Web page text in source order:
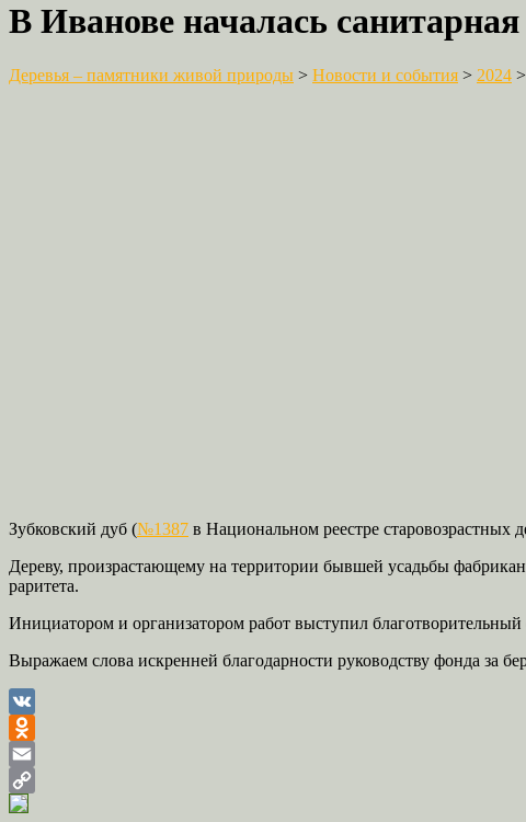
В Иванове началась санитарная
Деревья – памятники живой природы > Новости и события > 2024 >
Зубковский дуб (№1387 в Национальном реестре
Дереву, произрастающему на территории бывшей усадьбы
раритета.
Инициатором и организатором работ выступил
Выражаем слова искренней благодарности руководству фонда за
VK
Odnoklassniki
Email
Copy